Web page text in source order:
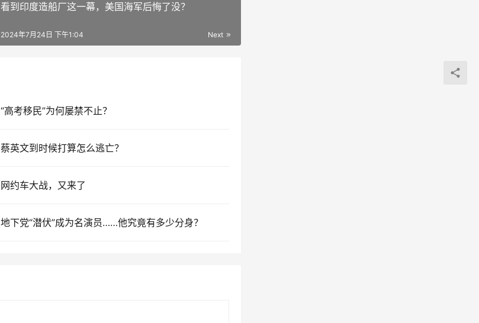
看到印度造船厂这一幕，美国海军后悔了没？
Next
2024年7月24日 下午1:04
“高考移民”为何屡禁不止？
蔡英文到时候打算怎么逃亡？
网约车大战，又来了
地下党“潜伏”成为名演员……他究竟有多少分身？